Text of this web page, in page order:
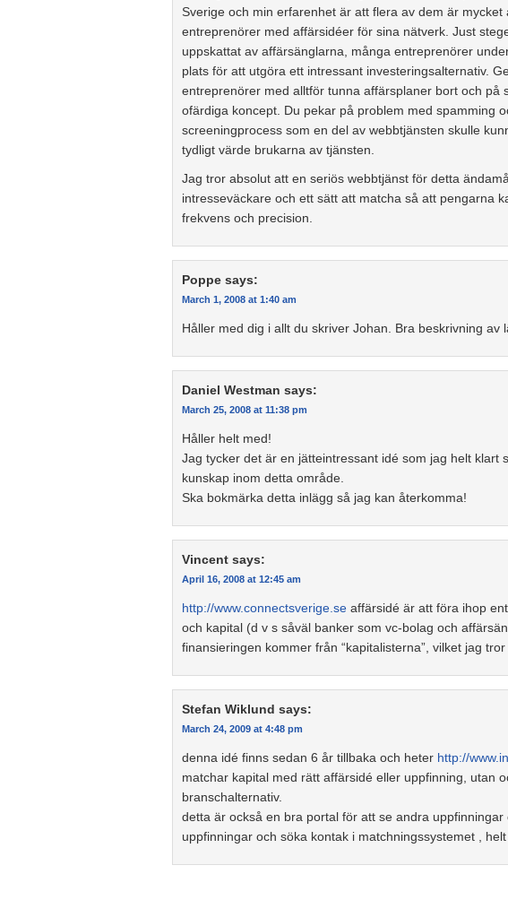
Sverige och min erfarenhet är att flera av dem är
entreprenörer med affärsidéer för sina nätverk. Just
uppskattat av affärsänglarna, många entreprenörer
plats för att utgöra ett intressant investeringsalternativ.
entreprenörer med alltför tunna affärsplaner bort och på
ofärdiga koncept. Du pekar på problem med spamming
screeningprocess som en del av webbtjänsten skulle
tydligt värde brukarna av tjänsten.
Jag tror absolut att en seriös webbtjänst för detta
intresseväckare och ett sätt att matcha så att pengarna
frekvens och precision.
Poppe says:
March 1, 2008 at 1:40 am
Håller med dig i allt du skriver Johan. Bra beskrivning av
Daniel Westman says:
March 25, 2008 at 11:38 pm
Håller helt med!
Jag tycker det är en jätteintressant idé som jag helt klart
kunskap inom detta område.
Ska bokmärka detta inlägg så jag kan återkomma!
Vincent says:
April 16, 2008 at 12:45 am
http://www.connectsverige.se affärsidé är att föra ihop
och kapital (d v s såväl banker som vc-bolag och
finansieringen kommer från “kapitalisterna”, vilket jag
Stefan Wiklund says:
March 24, 2009 at 4:48 pm
denna idé finns sedan 6 år tillbaka och heter http://
matchar kapital med rätt affärsidé eller uppfinning, utan
branschalternativ.
detta är också en bra portal för att se andra uppfinningar
uppfinningar och söka kontak i matchningssystemet ,